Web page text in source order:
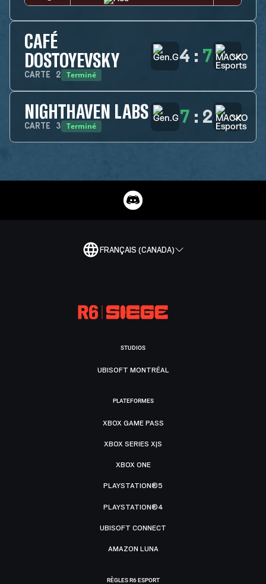
CAFÉ
DOSTOYEVSKY
CARTE 2 Terminé
4 : 7
NIGHTHAVEN LABS
CARTE 3 Terminé 7 : 2
FRANÇAIS (CANADA)
STUDIOS
UBISOFT MONTRÉAL
PLATEFORMES
XBOX GAME PASS
XBOX SERIES X|S
XBOX ONE
PLAYSTATION®5
PLAYSTATION®4
UBISOFT CONNECT
AMAZON LUNA
RÈGLES R6 ESPORT